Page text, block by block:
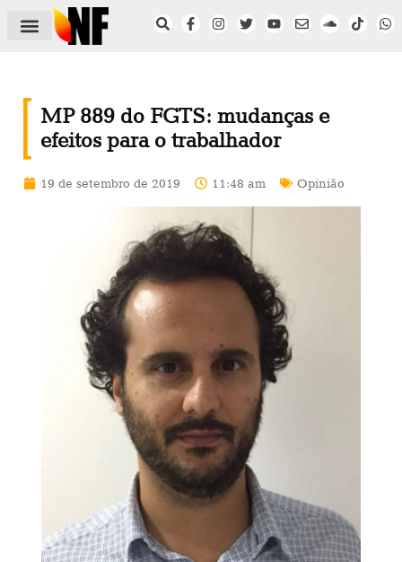
MP 889 do FGTS: mudanças e
efeitos para o trabalhador
19 de setembro de 2019 11:48 am Opinião